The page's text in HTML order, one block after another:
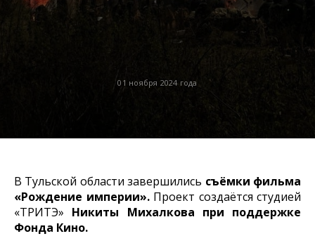
01 ноября 2024 года
В Тульской области завершились съёмки фильма
«Рождение империи».Проект создаётся студией
«ТРИТЭ» Никиты Михалкова при поддержке
Фонда Кино.